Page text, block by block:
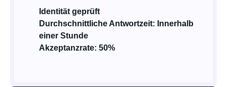
Identität geprüft
Durchschnittliche Antwortzeit: Innerhalb
einer Stunde
Akzeptanzrate: 50%